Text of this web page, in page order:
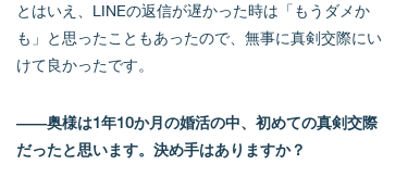
とはいえ、LINEの返信が遅かった時は「もうダメか
も」と思ったこともあったので、無事に真剣交際にい
けて良かったです。
――奥様は1年10か月の婚活の中、初めての真剣交際
だったと思います。決め手はありますか？